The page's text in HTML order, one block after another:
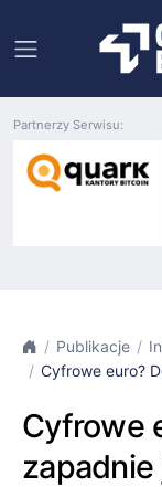
Partnerzy Serwisu:
Publikacje
Cyfrowe euro?
Cyfrowe